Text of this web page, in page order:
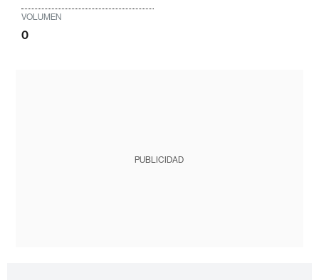
VOLUMEN
0
PUBLICIDAD